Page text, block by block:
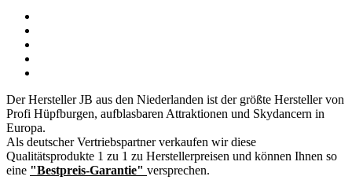
Der Hersteller JB aus den Niederlanden ist der größte Hersteller von
Profi Hüpfburgen, aufblasbaren Attraktionen und Skydancern in
Europa.
Als deutscher Vertriebspartner verkaufen wir diese
Qualitätsprodukte 1 zu 1 zu Herstellerpreisen und können Ihnen so
eine "Bestpreis-Garantie" versprechen.